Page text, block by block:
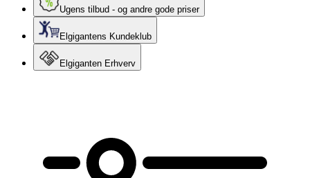
Ugens tilbud - og andre gode priser
Elgigantens Kundeklub
Elgiganten Erhverv